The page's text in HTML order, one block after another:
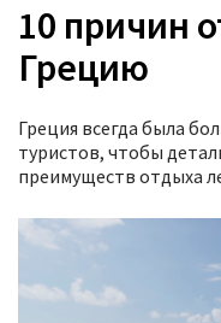
10 причин
Грецию
Греция всегда была
туристов, чтобы
преимуществ отдыха